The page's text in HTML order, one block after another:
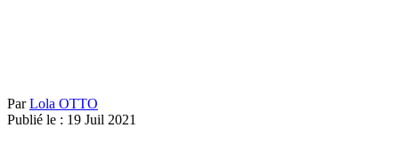
ParLola OTTO
Publié le : 19 Juil 2021